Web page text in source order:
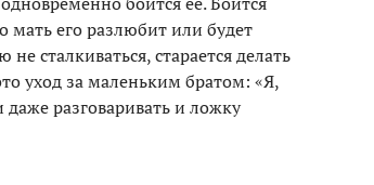
мать его разлюбит или будет
сталкиваться, старается делать
уход за маленьким братом: «Я,
разговаривать и ложку